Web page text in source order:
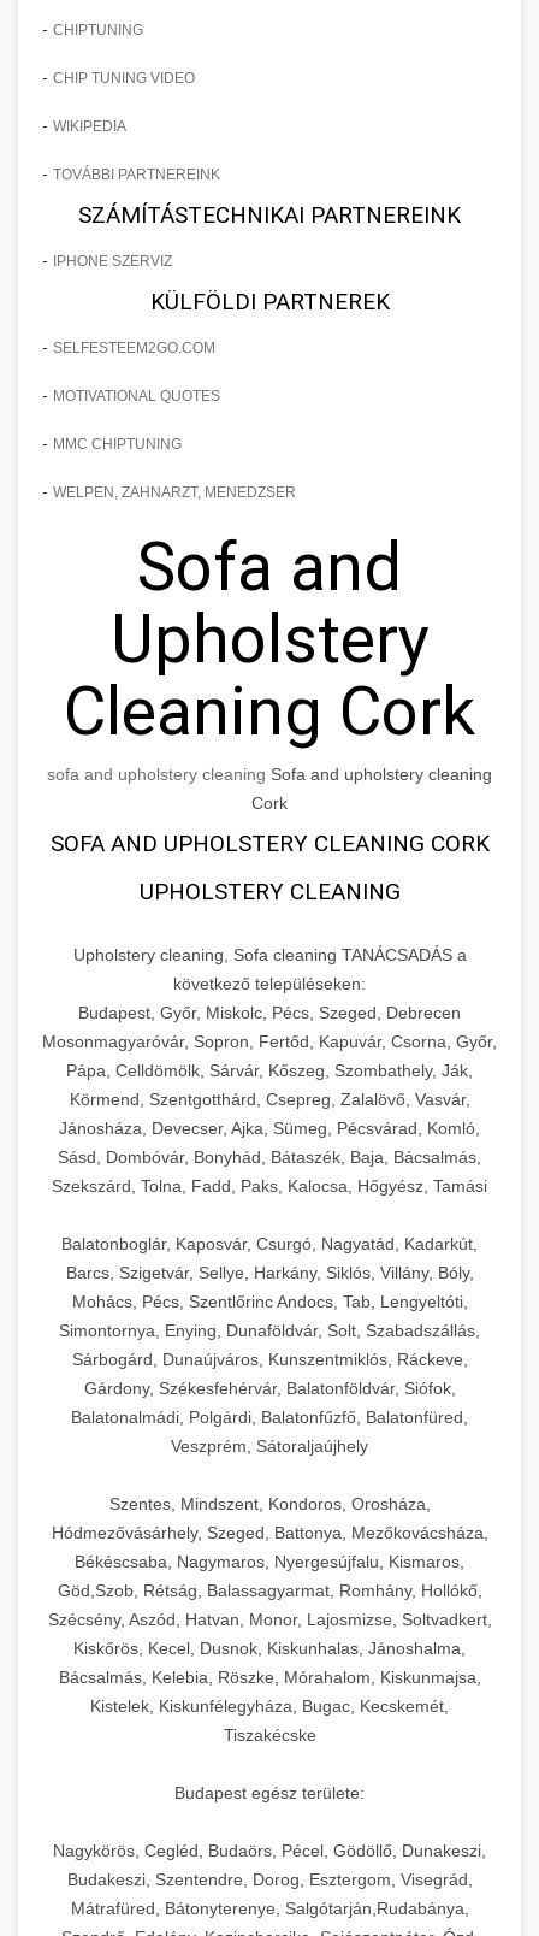
- CHIPTUNING
- CHIP TUNING VIDEO
- WIKIPEDIA
- TOVÁBBI PARTNEREINK
SZÁMÍTÁSTECHNIKAI PARTNEREINK
- IPHONE SZERVIZ
KÜLFÖLDI PARTNEREK
- SELFESTEEM2GO.COM
- MOTIVATIONAL QUOTES
- MMC CHIPTUNING
- WELPEN, ZAHNARZT, MENEDZSER
Sofa and
Upholstery
Cleaning Cork
sofa and upholstery cleaning Sofa and upholstery cleaning
Cork
SOFA AND UPHOLSTERY CLEANING CORK
UPHOLSTERY CLEANING
Upholstery cleaning, Sofa cleaning TANÁCSADÁS a
következő településeken:
Budapest, Győr, Miskolc, Pécs, Szeged, Debrecen
Mosonmagyaróvár, Sopron, Fertőd, Kapuvár, Csorna, Győr,
Pápa, Celldömölk, Sárvár, Kőszeg, Szombathely, Ják,
Körmend, Szentgotthárd, Csepreg, Zalalövő, Vasvár,
Jánosháza, Devecser, Ajka, Sümeg, Pécsvárad, Komló,
Sásd, Dombóvár, Bonyhád, Bátaszék, Baja, Bácsalmás,
Szekszárd, Tolna, Fadd, Paks, Kalocsa, Hőgyész, Tamási
Balatonboglár, Kaposvár, Csurgó, Nagyatád, Kadarkút,
Barcs, Szigetvár, Sellye, Harkány, Siklós, Villány, Bóly,
Mohács, Pécs, Szentlőrinc Andocs, Tab, Lengyeltóti,
Simontornya, Enying, Dunaföldvár, Solt, Szabadszállás,
Sárbogárd, Dunaújváros, Kunszentmiklós, Ráckeve,
Gárdony, Székesfehérvár, Balatonföldvár, Siófok,
Balatonalmádi, Polgárdi, Balatonfűzfő, Balatonfüred,
Veszprém, Sátoraljaújhely
Szentes, Mindszent, Kondoros, Orosháza,
Hódmezővásárhely, Szeged, Battonya, Mezőkovácsháza,
Békéscsaba, Nagymaros, Nyergesújfalu, Kismaros,
Göd,Szob, Rétság, Balassagyarmat, Romhány, Hollókő,
Szécsény, Aszód, Hatvan, Monor, Lajosmizse, Soltvadkert,
Kiskőrös, Kecel, Dusnok, Kiskunhalas, Jánoshalma,
Bácsalmás, Kelebia, Röszke, Mórahalom, Kiskunmajsa,
Kistelek, Kiskunfélegyháza, Bugac, Kecskemét,
Tiszakécske
Budapest egész területe:
Nagykörös, Cegléd, Budaörs, Pécel, Gödöllő, Dunakeszi,
Budakeszi, Szentendre, Dorog, Esztergom, Visegrád,
Mátrafüred, Bátonyterenye, Salgótarján,Rudabánya,